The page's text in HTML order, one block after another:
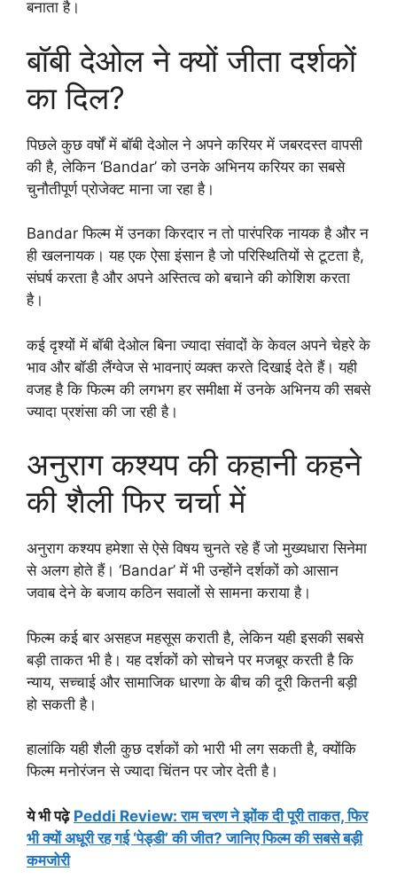
बनाता है।
बॉबी देओल ने क्यों जीता दर्शकों
का दिल?
पिछले कुछ वर्षों में बॉबी देओल ने अपने करियर में जबरदस्त वापसी
की है, लेकिन ‘Bandar’ को उनके अभिनय करियर का सबसे
चुनौतीपूर्ण प्रोजेक्ट माना जा रहा है।
Bandar फिल्म में उनका किरदार न तो पारंपरिक नायक है और न
ही खलनायक। यह एक ऐसा इंसान है जो परिस्थितियों से टूटता है,
संघर्ष करता है और अपने अस्तित्व को बचाने की कोशिश करता
है।
कई दृश्यों में बॉबी देओल बिना ज्यादा संवादों के केवल अपने चेहरे के
भाव और बॉडी लैंग्वेज से भावनाएं व्यक्त करते दिखाई देते हैं। यही
वजह है कि फिल्म की लगभग हर समीक्षा में उनके अभिनय की सबसे
ज्यादा प्रशंसा की जा रही है।
अनुराग कश्यप की कहानी कहने
की शैली फिर चर्चा में
अनुराग कश्यप हमेशा से ऐसे विषय चुनते रहे हैं जो मुख्यधारा सिनेमा
से अलग होते हैं। ‘Bandar’ में भी उन्होंने दर्शकों को आसान
जवाब देने के बजाय कठिन सवालों से सामना कराया है।
फिल्म कई बार असहज महसूस कराती है, लेकिन यही इसकी सबसे
बड़ी ताकत भी है। यह दर्शकों को सोचने पर मजबूर करती है कि
न्याय, सच्चाई और सामाजिक धारणा के बीच की दूरी कितनी बड़ी
हो सकती है।
हालांकि यही शैली कुछ दर्शकों को भारी भी लग सकती है, क्योंकि
फिल्म मनोरंजन से ज्यादा चिंतन पर जोर देती है।
ये भी पढ़े Peddi Review: राम चरण ने झोंक दी पूरी ताकत, फिर
भी क्यों अधूरी रह गई ‘पेड्डी’ की जीत? जानिए फिल्म की सबसे बड़ी
कमजोरी